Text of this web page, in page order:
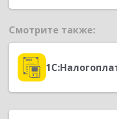
Смотрите также: